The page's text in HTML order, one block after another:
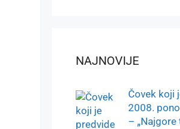
NAJNOVIJE
Čovek koji
2008.
– „Najgore